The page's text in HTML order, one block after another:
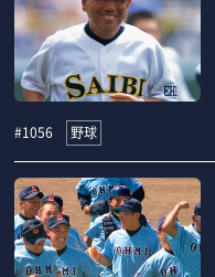
#1056 野球